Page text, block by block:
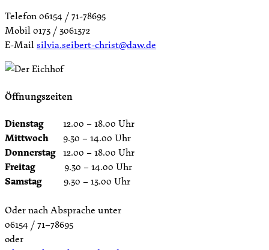
Telefon 06154 / 71-78695
Mobil 0173 / 3061372
E-Mailsilvia.seibert-christ@daw.de
Öffnungszeiten
Dienstag 12.00 – 18.00 Uhr
Mittwoch 9.30 – 14.00 Uhr
Donnerstag 12.00 – 18.00 Uhr
Freitag 9.30 – 14.00 Uhr
Samstag 9.30 – 13.00 Uhr
Oder nach Absprache unter
06154 / 71–78695
oder